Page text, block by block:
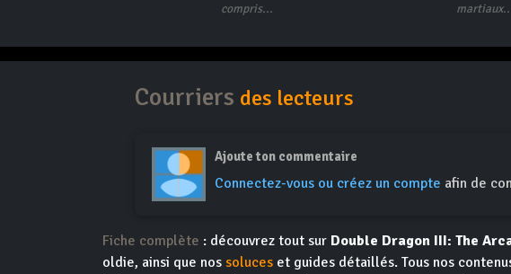
compris...
Courriers des lecteurs
Ajoute ton commentaire
Connectez-vous ou créez un compte afin de
Fiche complète : découvrez tout sur Double Dragon III: The
oldie, ainsi que nos soluces et guides détaillés. Tous nos